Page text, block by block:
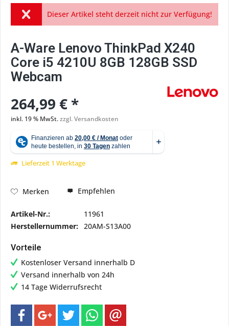
Dieser Artikel steht derzeit nicht zur Verfügung!
A-Ware Lenovo ThinkPad X240
Core i5 4210U 8GB 128GB SSD
Webcam
264,99 € *
inkl. 19 % MwSt.zzgl. Versandkosten
Lieferzeit 1 Werktage
Merken Empfehlen
Artikel-Nr.:
11961
Herstellernummer: 20AM-S13A00
Vorteile
Kostenloser Versand innerhalb D
Versand innerhalb von 24h
14 Tage Widerrufsrecht